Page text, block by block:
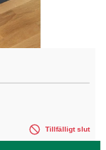
Tillfälligt slut